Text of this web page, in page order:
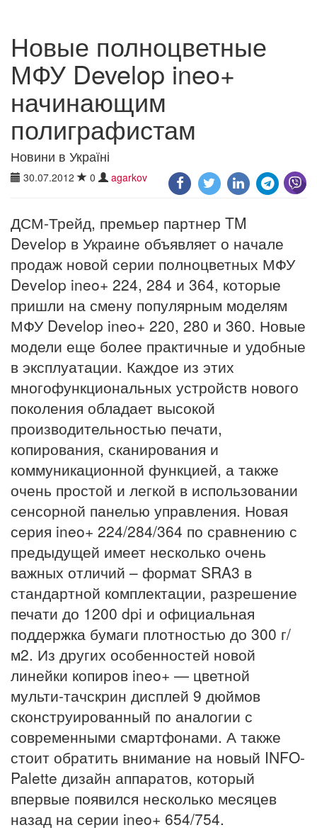
Новые полноцветные
МФУ Develop ineo+
начинающим
полиграфистам
Новини в Україні
30.07.2012 0 agarkov
ДСМ-Трейд, премьер партнер TM
Develop в Украине объявляет о начале
продаж новой серии полноцветных МФУ
Develop ineo+ 224, 284 и 364, которые
пришли на смену популярным моделям
МФУ Develop ineo+ 220, 280 и 360. Новые
модели еще более практичные и удобные
в эксплуатации. Каждое из этих
многофункциональных устройств нового
поколения обладает высокой
производительностью печати,
копирования, сканирования и
коммуникационной функцией, а также
очень простой и легкой в использовании
сенсорной панелью управления. Новая
серия ineo+ 224/284/364 по сравнению с
предыдущей имеет несколько очень
важных отличий – формат SRA3 в
стандартной комплектации, разрешение
печати до 1200 dpi и официальная
поддержка бумаги плотностью до 300 г/
м2. Из других особенностей новой
линейки копиров ineo+ — цветной
мульти-тачскрин дисплей 9 дюймов
сконструированный по аналогии с
современными смартфонами. А также
стоит обратить внимание на новый INFO-
Palette дизайн аппаратов, который
впервые появился несколько месяцев
назад на серии ineo+ 654/754.